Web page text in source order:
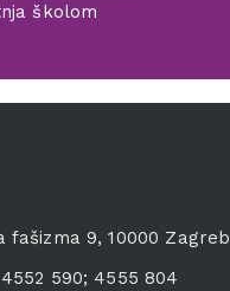
školom
fašizma 9, 10000 Zagreb
590; 4555 804